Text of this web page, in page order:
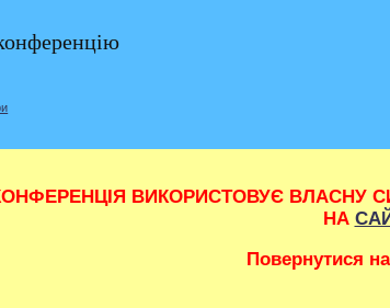
ВИКОРИСТОВУЄ ВЛАСНУ
НА
Повернутися на